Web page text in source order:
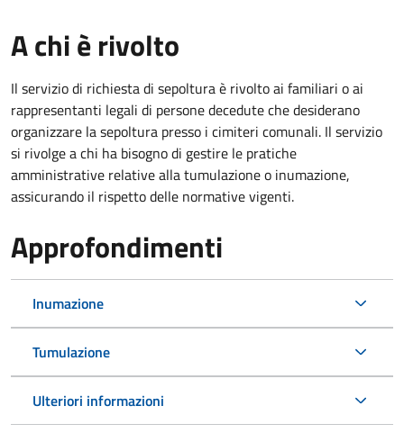
A chi è rivolto
Il servizio di richiesta di sepoltura è rivolto ai familiari o ai
rappresentanti legali di persone decedute che desiderano
organizzare la sepoltura presso i cimiteri comunali. Il servizio
si rivolge a chi ha bisogno di gestire le pratiche
amministrative relative alla tumulazione o inumazione,
assicurando il rispetto delle normative vigenti.
Approfondimenti
Inumazione
Tumulazione
Ulteriori informazioni